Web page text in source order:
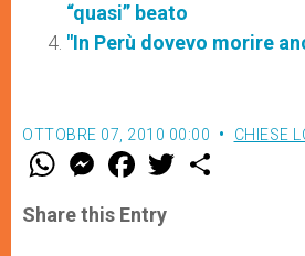
“quasi” beato
"In Perù dovevo morire
OTTOBRE 07, 2010 00:00 CHIESE
W
t
s
M
e
s
e
F
a
e
b
w
Share this Entry